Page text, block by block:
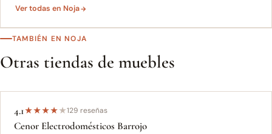
Ver todas en Noja
TAMBIÉN EN NOJA
Otras tiendas de muebles
4.1★★★★★129 reseñas
Cenor Electrodomésticos Barrojo